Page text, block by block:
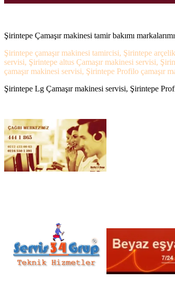
Şirintepe Çamaşır makinesi tamir bakımı
Şirintepe çamaşır makinesi tamircisi, Şirintepe
servisi, Şirintepe altus Çamaşır makinesi servisi,
çamaşır makinesi servisi, Şirintepe Profilo çamaşır
Şirintepe Lg Çamaşır makinesi servisi, Şirintepe